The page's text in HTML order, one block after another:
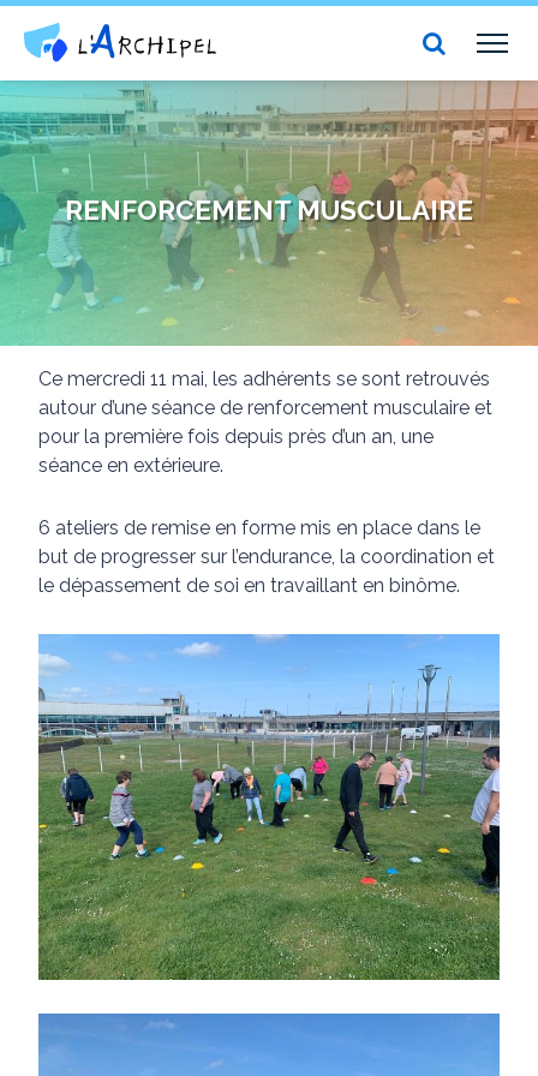
Centre social et culturel l'Archipel
RENFORCEMENT MUSCULAIRE
Ce mercredi 11 mai, les adhérents se sont retrouvés
autour d’une séance de renforcement musculaire et
pour la première fois depuis près d’un an, une
séance en extérieure.
6 ateliers de remise en forme mis en place dans le
but de progresser sur l’endurance, la coordination et
le dépassement de soi en travaillant en binôme.